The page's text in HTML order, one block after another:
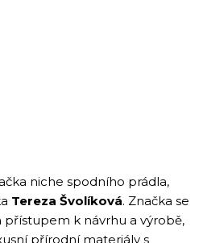
niche spodního prádla,
Tereza Švolíková. Značka se
přístupem k návrhu a výrobě,
přírodní materiály s